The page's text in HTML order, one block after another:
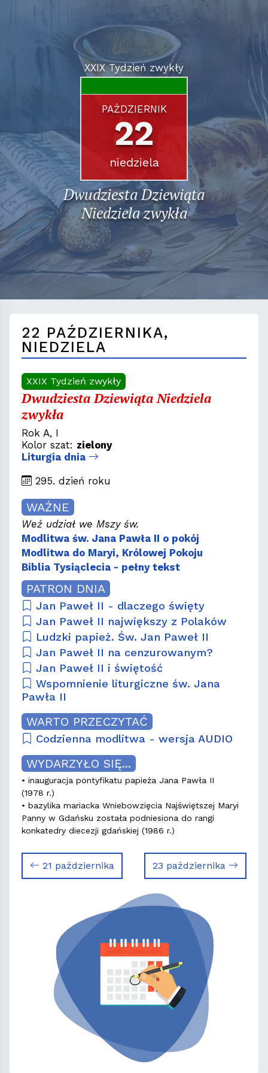
XXIX Tydzień zwykły
PAŹDZIERNIK
22
niedziela
Dwudziesta Dziewiąta
Niedziela zwykła
22 PAŹDZIERNIKA,
NIEDZIELA
XXIX Tydzień zwykły
Dwudziesta Dziewiąta Niedziela
zwykła
Rok A, I
Kolor szat: zielony
Liturgia dnia
295. dzień roku
WAŻNE
Weź udział we Mszy św.
Modlitwa św. Jana Pawła II o pokój
Modlitwa do Maryi, Królowej Pokoju
Biblia Tysiąclecia - pełny tekst
PATRON DNIA
Jan Paweł II - dlaczego święty
Jan Paweł II największy z Polaków
Ludzki papież. Św. Jan Paweł II
Jan Paweł II na cenzurowanym?
Jan Paweł II i świętość
Wspomnienie liturgiczne św. Jana
Pawła II
WARTO PRZECZYTAĆ
Codzienna modlitwa - wersja AUDIO
WYDARZYŁO SIĘ...
• inauguracja pontyfikatu papieża Jana Pawła II
(1978 r.)
• bazylika mariacka Wniebowzięcia Najświętszej Maryi
Panny w Gdańsku została podniesiona do rangi
konkatedry diecezji gdańskiej (1986 r.)
21 października 23 października